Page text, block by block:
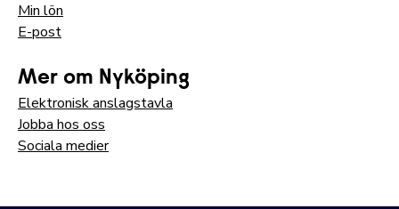
Min lön
E-post
Mer om Nyköping
Elektronisk anslagstavla
Jobba hos oss
Sociala medier